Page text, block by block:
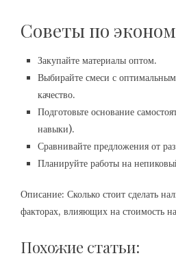
Советы по
Закупайте материалы оптом.
Выбирайте смеси с
качество.
Подготовьте основание
навыки).
Сравнивайте предложения от
Планируйте работы на
Описание: Сколько стоит сделать
факторах, влияющих на стоимость
Похожие статьи: